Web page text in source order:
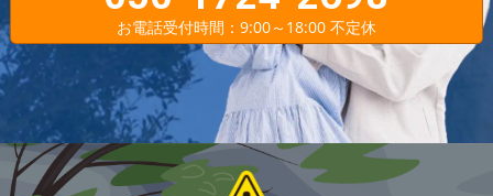
お電話受付時間：9:00～18:00 不定休